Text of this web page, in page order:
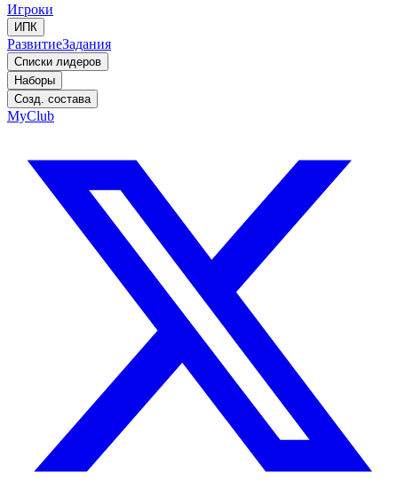
Игроки
ИПК
РазвитиеЗадания
Списки лидеров
Наборы
Созд. состава
MyClub